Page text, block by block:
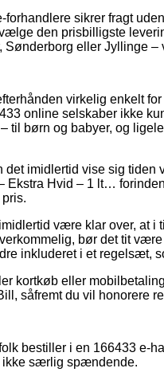
forhandlere sikrer fragt
den prisbilligste
Sønderborg eller Jyllinge –
virkelig enkelt
online selskaber ikke
til børn og babyer, og
det imidlertid vise sig
Ekstra Hvid – 1 lt…
være klar over, at i
bør det tit
inkluderet i et regelsæt,
kortkøb eller
såfremt du vil honorere
bestiller i en 166433 e-
ikke særlig spændende.